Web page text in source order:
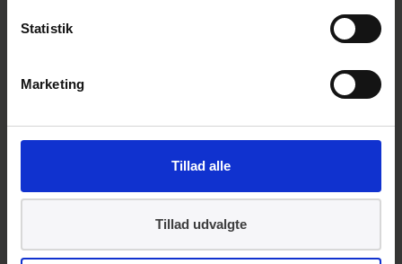
Statistik
Marketing
Tillad alle
Tillad udvalgte
økonomi
For byggeriet er det særligt relevant at kigge
cirkulær økonomi. Omstillingen til cirkulær
økonomi beskrives som en katalysator for
EU-taksonomiens øvrige klima- og miljømål,